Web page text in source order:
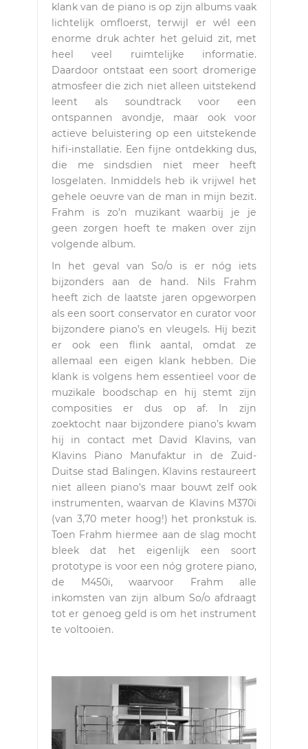
klank van de piano is op zijn albums vaak
lichtelijk omfloerst, terwijl er wél een
enorme druk achter het geluid zit, met
heel veel ruimtelijke informatie.
Daardoor ontstaat een soort dromerige
atmosfeer die zich niet alleen uitstekend
leent als soundtrack voor een
ontspannen avondje, maar ook voor
actieve beluistering op een uitstekende
hifi-installatie. Een fijne ontdekking dus,
die me sindsdien niet meer heeft
losgelaten. Inmiddels heb ik vrijwel het
gehele oeuvre van de man in mijn bezit.
Frahm is zo’n muzikant waarbij je je
geen zorgen hoeft te maken over zijn
volgende album.
In het geval van So/o is er nóg iets
bijzonders aan de hand. Nils Frahm
heeft zich de laatste jaren opgeworpen
als een soort conservator en curator voor
bijzondere piano’s en vleugels. Hij bezit
er ook een flink aantal, omdat ze
allemaal een eigen klank hebben. Die
klank is volgens hem essentieel voor de
muzikale boodschap en hij stemt zijn
composities er dus op af. In zijn
zoektocht naar bijzondere piano’s kwam
hij in contact met David Klavins, van
Klavins Piano Manufaktur in de Zuid-
Duitse stad Balingen. Klavins restaureert
niet alleen piano’s maar bouwt zelf ook
instrumenten, waarvan de Klavins M370i
(van 3,70 meter hoog!) het pronkstuk is.
Toen Frahm hiermee aan de slag mocht
bleek dat het eigenlijk een soort
prototype is voor een nóg grotere piano,
de M450i, waarvoor Frahm alle
inkomsten van zijn album So/o afdraagt
tot er genoeg geld is om het instrument
te voltooien.